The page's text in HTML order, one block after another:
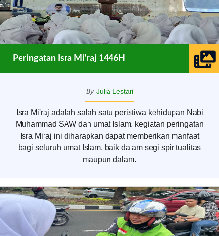
Peringatan Isra Mi'raj 1446H
By Julia Lestari
Isra Mi'raj adalah salah satu peristiwa kehidupan Nabi
Muhammad SAW dan umat Islam. kegiatan peringatan
Isra Miraj ini diharapkan dapat memberikan manfaat
bagi seluruh umat Islam, baik dalam segi spiritualitas
maupun dalam.